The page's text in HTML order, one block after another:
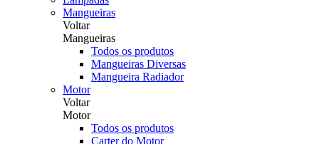
Mangueiras
Voltar
Mangueiras
Todos os produtos
Mangueiras Diversas
Mangueira Radiador
Motor
Voltar
Motor
Todos os produtos
Carter do Motor